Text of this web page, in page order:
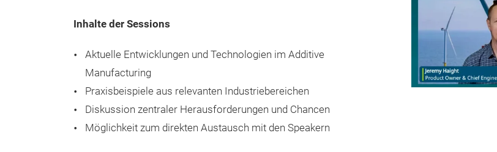
Inhalte der Sessions
Aktuelle Entwicklungen und Technologien im Additive
Manufacturing
Praxisbeispiele aus relevanten Industriebereichen
Diskussion zentraler Herausforderungen und Chancen
Möglichkeit zum direkten Austausch mit den Speakern